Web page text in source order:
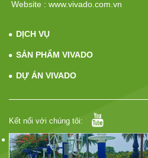
Website : www.vivado.com.vn
DỊCH VỤ
SẢN PHẨM VIVADO
DỰ ÁN VIVADO
Kết nối với chúng tôi: